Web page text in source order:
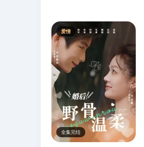
爱情
全集完结